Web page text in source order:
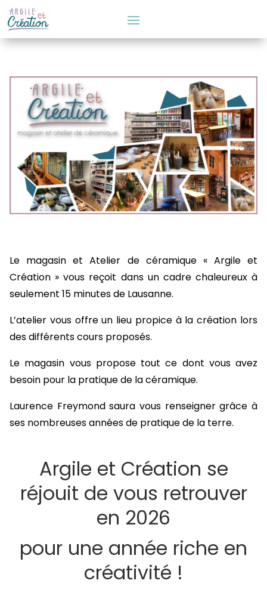
Le magasin et Atelier de céramique « Argile et
Création » vous reçoit dans un cadre chaleureux à
seulement 15 minutes de Lausanne.
L’atelier vous offre un lieu propice à la création lors
des différents cours proposés.
Le magasin vous propose tout ce dont vous avez
besoin pour la pratique de la céramique.
Laurence Freymond saura vous renseigner grâce à
ses nombreuses années de pratique de la terre.
Argile et Création se
réjouit de vous retrouver
en 2026
pour une année riche en
créativité !